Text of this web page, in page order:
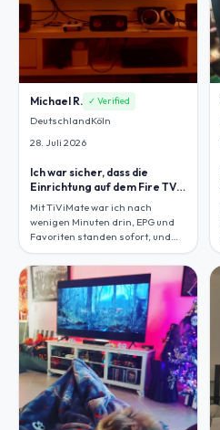
Michael R. ✓ Verified
DeutschlandKöln
28. Juli 2026
Ich war sicher, dass die
Einrichtung auf dem Fire TV
Mit TiViMate war ich nach
wenigen Minuten drin, EPG und
Favoriten standen sofort, und
ARD, ZDFneo, Sky Sport
Bundesliga und Eurosport 2 liefen
direkt sauber.